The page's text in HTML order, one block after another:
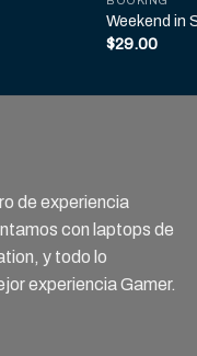
Weekend in
$29.00
de experiencia
con laptops de
y todo lo
experiencia Gamer.